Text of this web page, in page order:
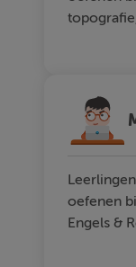
oefenen
Engels &